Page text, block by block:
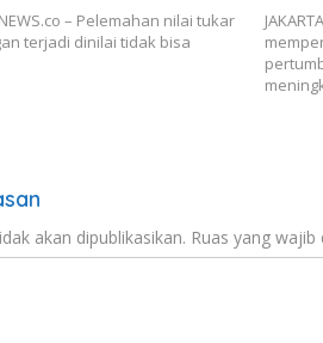
– Pelemahan nilai tukar
terjadi dinilai tidak bisa
akan dipublikasikan. Ruas yang wajib